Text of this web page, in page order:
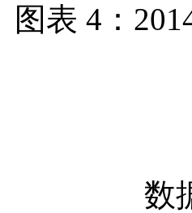
图表 4：
数